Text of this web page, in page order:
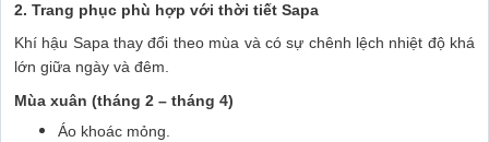
2. Trang phục phù hợp với thời tiết Sapa
Khí hậu Sapa thay đổi theo mùa và có sự chênh lệch nhiệt độ khá
lớn giữa ngày và đêm.
Mùa xuân (tháng 2 – tháng 4)
Áo khoác mỏng.